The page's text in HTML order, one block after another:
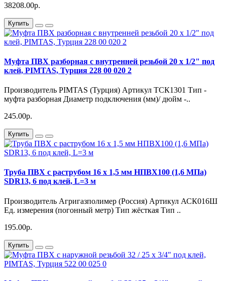
38208.00р.
Купить
Муфта ПВХ разборная с внутренней резьбой 20 х 1/2" под
клей, PIMTAS, Турция 228 00 020 2
Производитель PIMTAS (Турция) Артикул ТСК1301 Тип -
муфта разборная Диаметр подключения (мм)/ дюйм -..
245.00р.
Купить
Труба ПВХ с раструбом 16 х 1,5 мм НПВХ100 (1,6 МПа)
SDR13, 6 под клей, L=3 м
Производитель Агригазполимер (Россия) Артикул АСК016Ш
Ед. измерения (погонный метр) Тип жёсткая Тип ..
195.00р.
Купить